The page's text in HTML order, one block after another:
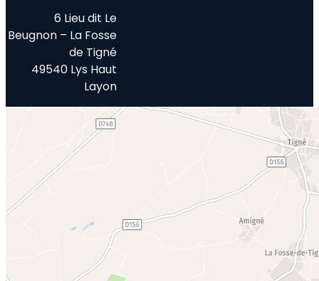
6 Lieu dit Le
Beugnon – La Fosse
de Tigné
49540 Lys Haut
Layon